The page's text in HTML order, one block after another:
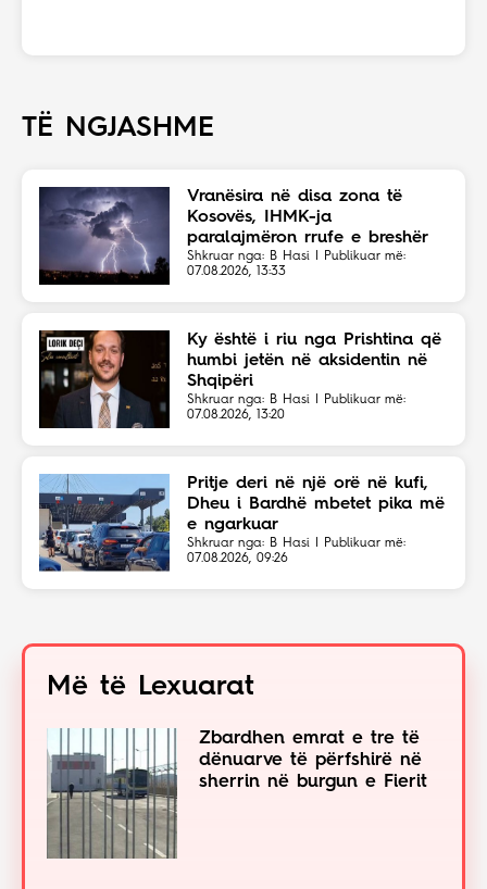
TË NGJASHME
Vranësira në disa zona të
Kosovës, IHMK-ja
paralajmëron rrufe e breshër
Shkruar nga: B Hasi | Publikuar më:
07.08.2026, 13:33
Ky është i riu nga Prishtina që
humbi jetën në aksidentin në
Shqipëri
Shkruar nga: B Hasi | Publikuar më:
07.08.2026, 13:20
Pritje deri në një orë në kufi,
Dheu i Bardhë mbetet pika më
e ngarkuar
Shkruar nga: B Hasi | Publikuar më:
07.08.2026, 09:26
Më të Lexuarat
Zbardhen emrat e tre të
dënuarve të përfshirë në
sherrin në burgun e Fierit